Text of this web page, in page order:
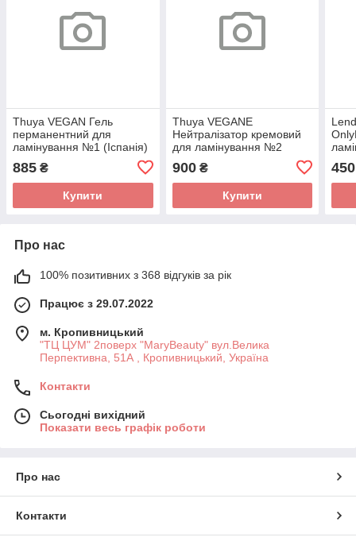
Thuya VEGAN Гель
перманентний для
ламінування №1 (Іспанія)
885 ₴
Купити
Thuya VEGANE
Нейтралізатор кремовий
для ламінування №2
900₴
Купити
450
Про нас
100% позитивних з 368 відгуків за рік
Працює з 29.07.2022
м. Кропивницький
"ТЦ ЦУМ" 2поверх "MaryBeauty" вул.Велика
Перпективна, 51А , Кропивницький, Україна
Контакти
Сьогодні вихідний
Показати весь графік роботи
Про нас
Контакти